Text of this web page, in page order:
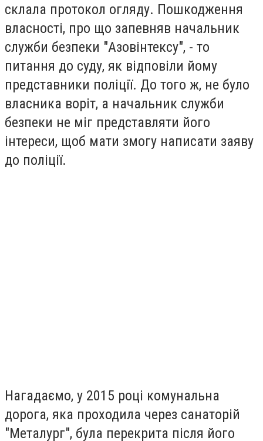
склала протокол огляду. Пошкодження
власності, про що запевняв начальник
служби безпеки "Азовінтексу", - то
питання до суду, як відповіли йому
представники поліції. До того ж, не було
власника воріт, а начальник служби
безпеки не міг представляти його
інтереси, щоб мати змогу написати заяву
до поліції.
Нагадаємо, у 2015 році комунальна
дорога, яка проходила через санаторій
"Металург", була перекрита після його